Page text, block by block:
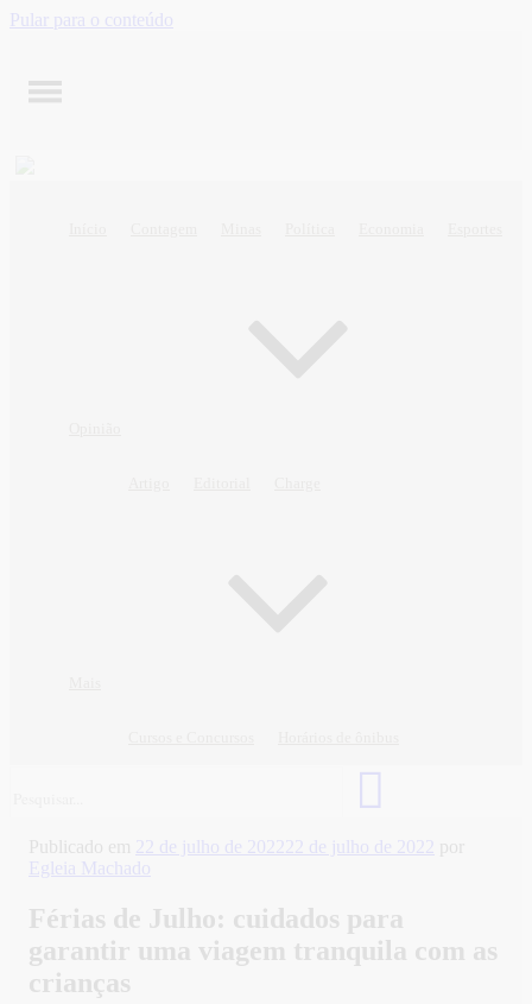
Pular para o conteúdo
Publicado em 22 de julho de 2022 22 de julho de 2022
por
Egleia Machado
Férias de Julho: cuidados para
garantir uma viagem tranquila com as
crianças